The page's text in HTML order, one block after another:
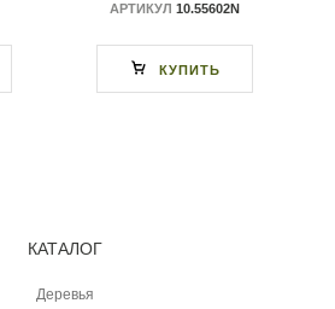
АРТИКУЛ 10.55602N
КУПИТЬ
КАТАЛОГ
Деревья